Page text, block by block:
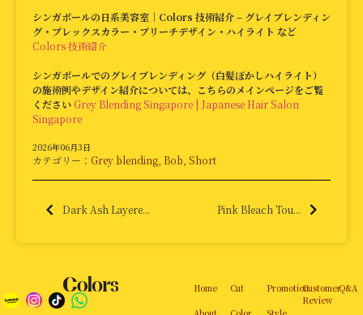
シンガポールの日系美容室｜Colors 技術紹介 – グレイブレンディン
グ・プレックスカラー・ブリーチデザイン・ハイライト など
Colors 技術紹介
シンガポールでのグレイブレンディング（白髪ぼかしハイライト）
の施術例やデザイン紹介については、こちらのメインページをご覧
ください Grey Blending Singapore | Japanese Hair Salon
Singapore
2026年06月3日
カテゴリー： Grey blending Bob Short
Dark Ash Layere... Pink Bleach Tou...
Home Cut PromotionCustomer
Review
Q&A